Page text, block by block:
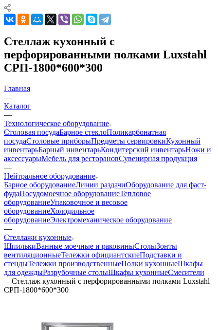
Стеллаж кухонный с
перфорированными полками Luxstahl
СРП-1800*600*300
Главная
—
Каталог
—
Технологическое оборудование
Столовая посудаБарное стеклоПоликарбонатная
посудаСтоловые приборыПредметы сервировкиКухонный
инвентарьБарный инвентарьКондитерский инвентарьНожи и
аксессуарыМебель для ресторановСувенирная продукция
—
Нейтральное оборудование
Барное оборудованиеЛинии раздачиОборудование для фаст-
фудаПосудомоечное оборудованиеТепловое
оборудованиеУпаковочное и весовое
оборудованиеХолодильное
оборудованиеЭлектромеханическое оборудование
—
Стеллажи кухонные
ШпилькиВанные моечные и раковиныСтолыЗонты
вентиляционныеТележки официантскиеПодставки и
стендыТележки производственныеПолки кухонныеШкафы
для одеждыРазрубочные столыШкафы кухонныеСмесители
—Стеллаж кухонный с перфорированными полками Luxstahl
СРП-1800*600*300